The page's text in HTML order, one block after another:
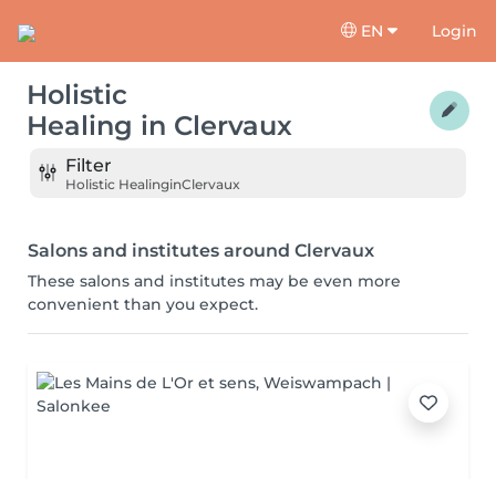
EN Login
Holistic
Healing in Clervaux
Filter
Holistic HealinginClervaux
Salons and institutes around Clervaux
These salons and institutes may be even more
convenient than you expect.